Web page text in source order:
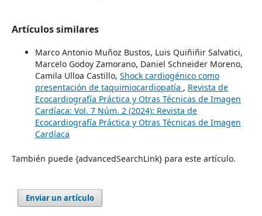
Artículos similares
Marco Antonio Muñoz Bustos, Luis Quiñiñir Salvatici,
Marcelo Godoy Zamorano, Daniel Schneider Moreno,
Camila Ulloa Castillo, Shock cardiogénico como
presentación de taquimiocardiopatía , Revista de
Ecocardiografía Práctica y Otras Técnicas de Imagen
Cardíaca: Vol. 7 Núm. 2 (2024): Revista de
Ecocardiografía Práctica y Otras Técnicas de Imagen
Cardíaca
También puede {advancedSearchLink} para este artículo.
Enviar un artículo